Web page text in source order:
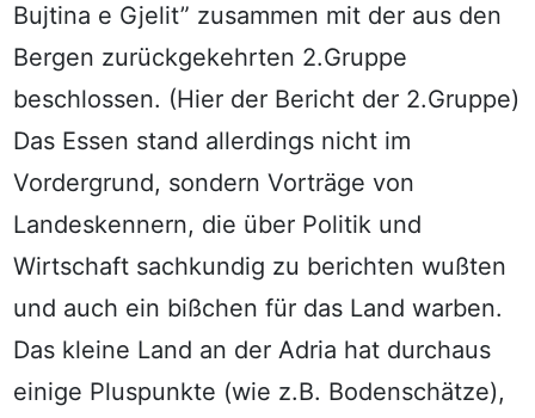
Bujtina e Gjelit” zusammen mit der aus den
Bergen zurückgekehrten 2.Gruppe
beschlossen. (Hier der Bericht der 2.Gruppe)
Das Essen stand allerdings nicht im
Vordergrund, sondern Vorträge von
Landeskennern, die über Politik und
Wirtschaft sachkundig zu berichten wußten
und auch ein bißchen für das Land warben.
Das kleine Land an der Adria hat durchaus
einige Pluspunkte (wie z.B. Bodenschätze),